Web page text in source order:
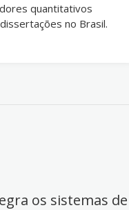
quantitativos
no Brasil.
os sistemas de